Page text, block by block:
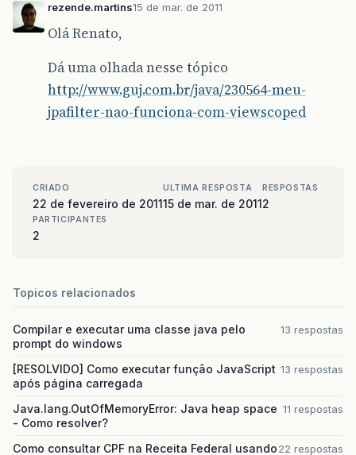
rezende.martins15 de mar. de 2011
Olá Renato,
Dá uma olhada nesse tópico
http://www.guj.com.br/java/230564-meu-
jpafilter-nao-funciona-com-viewscoped
CRIADO
22 de fevereiro de 2011
ULTIMA RESPOSTA
15 de mar. de 2011
RESPOSTAS
2
PARTICIPANTES
2
Topicos relacionados
Compilar e executar uma classe java pelo
prompt do windows
13 respostas
[RESOLVIDO] Como executar função JavaScript
após página carregada
13 respostas
Java.lang.OutOfMemoryError: Java heap space
- Como resolver?
11 respostas
Como consultar CPF na Receita Federal usando22 respostas